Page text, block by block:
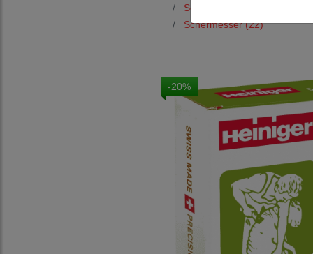
Schermaschinen Schafe,
Schermesser(22)
-20%